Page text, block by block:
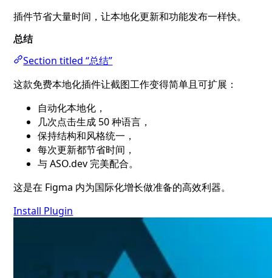
插件节省大量时间，让本地化更新和功能发布一样快。
总结
Section titled “总结”
这款免费本地化插件让截图工作变得简单且可扩展：
自动化本地化，
几次点击生成 50 种语言，
保持结构和风格统一，
每次更新都节省时间，
与 ASO.dev 完美配合。
这是在 Figma 内为国际化增长做准备的高效利器。
Install Plugin